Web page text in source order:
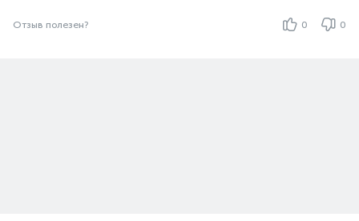
Отзыв полезен? 0 0